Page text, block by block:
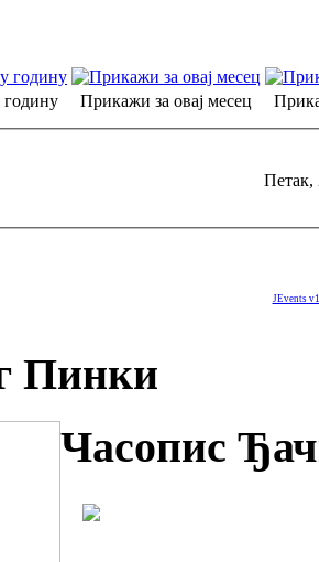
Прикажи за овај месец
Петак,
JEvents
Пинки
Часопис